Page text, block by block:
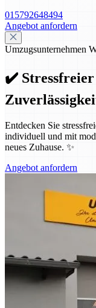
015792648494
Angebot anfordern
Umzugsunternehmen
✔️
Entdecken Sie
individuell und mit
neues Zuhause. ✨
Angebot anfordern